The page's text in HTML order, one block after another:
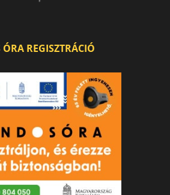
REGISZTRÁCIÓ